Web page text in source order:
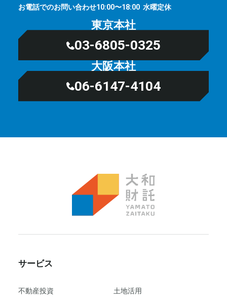
お電話でのお問い合わせ10:00〜18:00 ⽔曜定休
東京本社
03-6805-0325
大阪本社
06-6147-4104
サービス
不動産投資
⼟地活⽤